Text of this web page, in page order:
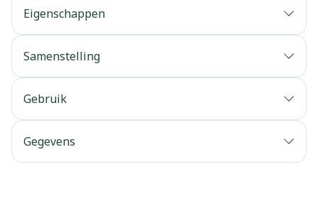
Eigenschappen
Samenstelling
Gebruik
Gegevens